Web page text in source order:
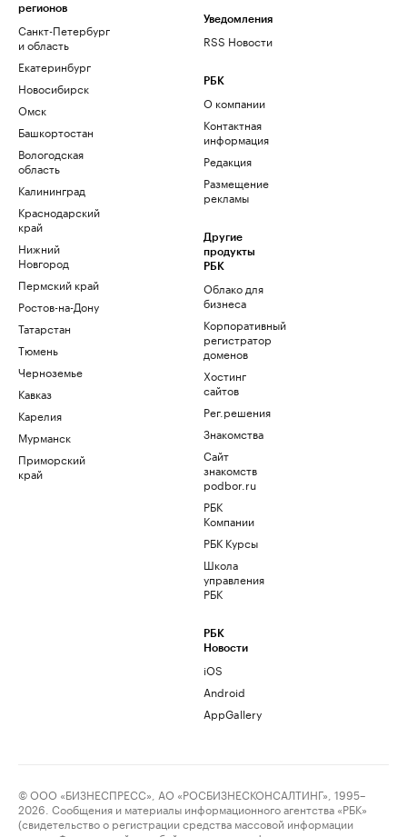
регионов
Санкт-Петербург
и область
Екатеринбург
Новосибирск
Омск
Башкортостан
Вологодская
область
Калининград
Краснодарский
край
Нижний
Новгород
Пермский край
Ростов-на-Дону
Татарстан
Тюмень
Черноземье
Кавказ
Карелия
Мурманск
Приморский
край
Уведомления
RSS Новости
РБК
О компании
Контактная
информация
Редакция
Размещение
рекламы
Другие
продукты
РБК
Облако для
бизнеса
Корпоративный
регистратор
доменов
Хостинг
сайтов
Рег.решения
Знакомства
Сайт
знакомств
podbor.ru
РБК
Компании
РБК Курсы
Школа
управления
РБК
РБК
Новости
iOS
Android
AppGallery
© ООО «БИЗНЕСПРЕСС», АО «РОСБИЗНЕСКОНСАЛТИНГ», 1995–
2026. Сообщения и материалы информационного агентства «РБК»
(свидетельство о регистрации средства массовой информации